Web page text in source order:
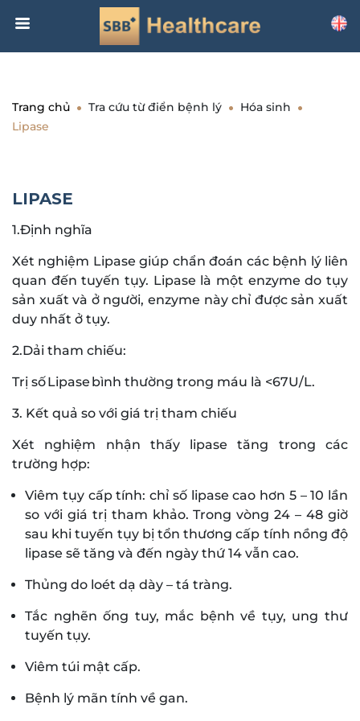
Trang chủ Tra cứu từ điển bệnh lý
Hóa sinh
Lipase
LIPASE
1.Định nghĩa
Xét nghiệm Lipase giúp chẩn đoán các bệnh lý liên
quan đến tuyến tụy. Lipase là một enzyme do tụy
sản xuất và ở người, enzyme này chỉ được sản xuất
duy nhất ở tụy.
2.Dải tham chiếu:
Trị số Lipase bình thường trong máu là <67U/L.
3. Kết quả so với giá trị tham chiếu
Xét nghiệm nhận thấy lipase tăng trong các
trường hợp:
Viêm tụy cấp tính: chỉ số lipase cao hơn 5 – 10 lần
so với giá trị tham khảo. Trong vòng 24 – 48 giờ
sau khi tuyến tụy bị tổn thương cấp tính nồng độ
lipase sẽ tăng và đến ngày thứ 14 vẫn cao.
Thủng do loét dạ dày – tá tràng.
Tắc nghẽn ống tuy, mắc bệnh về tụy, ung thư
tuyến tụy.
Viêm túi mật cấp.
Bệnh lý mãn tính về gan.